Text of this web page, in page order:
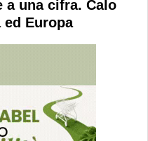
a una cifra. Calo
Europa